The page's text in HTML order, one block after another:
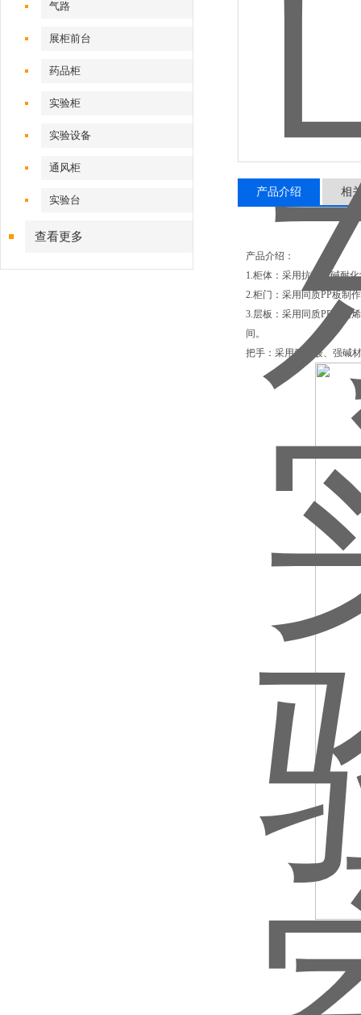
气路
展柜前台
药品柜
实验柜
实验设备
通风柜
实验台
查看更多
产品介绍 相
产品介绍：
1.柜体：采用抗强酸碱耐
2.柜门：采用同质PP板制
3.层板：采用同质PP聚丙
间。
把手：采用耐强酸、强碱